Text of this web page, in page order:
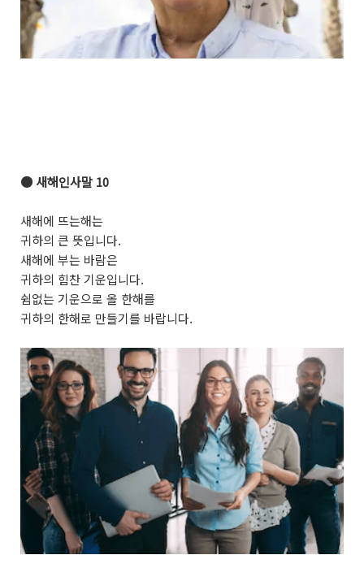
● 새해인사말 10
새해에 뜨는해는
귀하의 큰 뜻입니다.
새해에 부는 바람은
귀하의 힘찬 기운입니다.
쉼없는 기운으로 올 한해를
귀하의 한해로 만들기를 바랍니다.